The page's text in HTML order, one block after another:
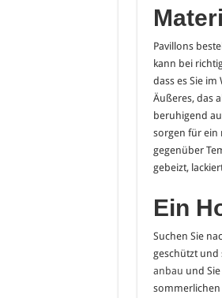
Pavillons
kann bei
dass es Sie
Äußeres, das
beruhigend
sorgen für ein
gegenüber
gebeizt,
Ein
Suchen Sie
geschützt und
anbau und
sommerlichen